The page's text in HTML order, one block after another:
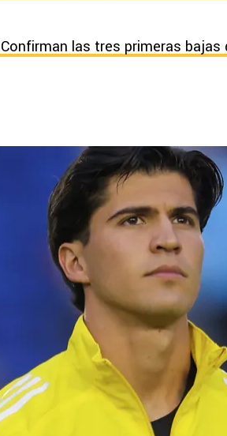
las tres primeras